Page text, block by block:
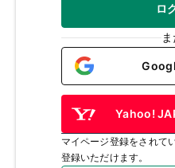
ロ
ま
Yahoo!
マイページ登録をされて
登録いただけます。